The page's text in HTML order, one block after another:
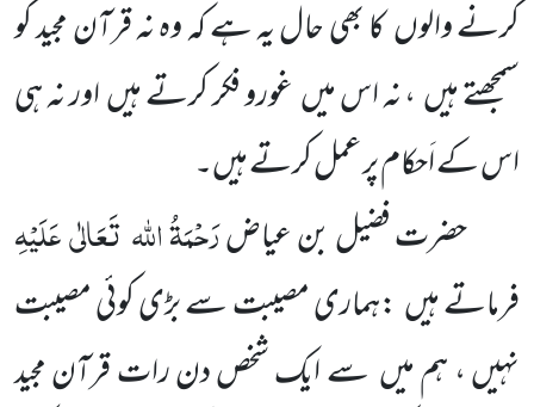
کرنے والوںکا بھی حال یہ ہے کہ وہ نہ قرآن مجید کو
سمجھتے ہیں، نہ اس میںغورو فکر کرتے ہیںاور نہ ہی
اس کے اَحکام پر عمل کرتے ہیں۔
حضرت فضیل بن عیاضرَحْمَۃُ اللہتَعَالٰیعَلَیْہِ
فرماتے ہیں :ہماری مصیبت سے بڑی کوئی مصیبت
نہیں ، ہم میں سے ایک شخص دن رات قرآن مجید